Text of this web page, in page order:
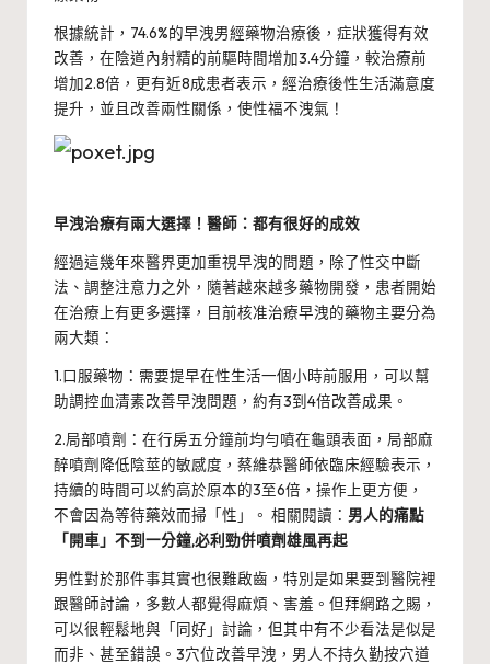
根據統計，74.6%的早洩男經藥物治療後，症狀獲得有效
改善，在陰道內射精的前驅時間增加3.4分鐘，較治療前
增加2.8倍，更有近8成患者表示，經治療後性生活滿意度
提升，並且改善兩性關係，使性福不洩氣！
早洩治療有兩大選擇！醫師：都有很好的成效
經過這幾年來醫界更加重視早洩的問題，除了性交中斷
法、調整注意力之外，隨著越來越多藥物開發，患者開始
在治療上有更多選擇，目前核准治療早洩的藥物主要分為
兩大類：
1.口服藥物：需要提早在性生活一個小時前服用，可以幫
助調控血清素改善早洩問題，約有3到4倍改善成果。
2.局部噴劑：在行房五分鐘前均勻噴在龜頭表面，局部麻
醉噴劑降低陰莖的敏感度，蔡維恭醫師依臨床經驗表示，
持續的時間可以約高於原本的3至6倍，操作上更方便，
不會因為等待藥效而掃「性」。 相關閱讀： 男人的痛點
「開車」不到一分鐘,必利勁併噴劑雄風再起
男性對於那件事其實也很難啟齒，特別是如果要到醫院裡
跟醫師討論，多數人都覺得麻煩、害羞。但拜網路之賜，
可以很輕鬆地與「同好」討論，但其中有不少看法是似是
而非、甚至錯誤。 3穴位改善早洩，男人不持久勤按穴道